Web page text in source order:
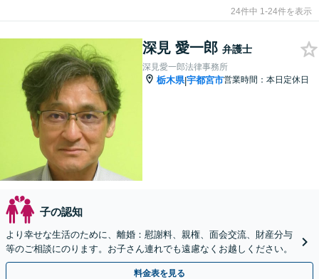
24件中 1-24件を表示
深見 愛一郎 弁護士
深見愛一郎法律事務所
栃木県|宇都宮市営業時間：本日定休日
子の認知
より幸せな生活のために、離婚：慰謝料、親権、面会交流、財産分与
等のご相談にのります。お子さん連れでも遠慮なくお越しください。
料金表を見る